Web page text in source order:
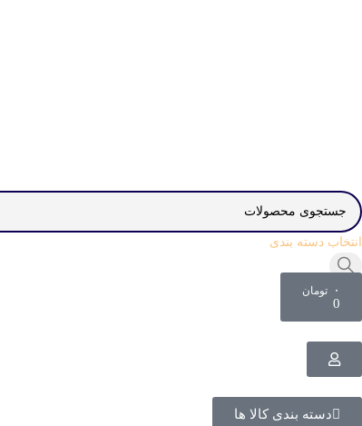
انتخاب دسته بندی
۰ تومان
0
دسته بندی کالا ها